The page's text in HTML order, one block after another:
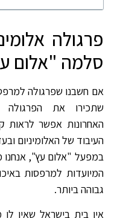
פרגולה
סלמה "אלום
אם חשבנו שפרגולה
שתכירו את הפרגולה
האחרונות אפשר לראות
העיבוד של האלומיניום
במפעל "אלום עץ", אנחנו
המיועדות למרפסות
גבוהה ביותר.
אין בית בישראל שאין